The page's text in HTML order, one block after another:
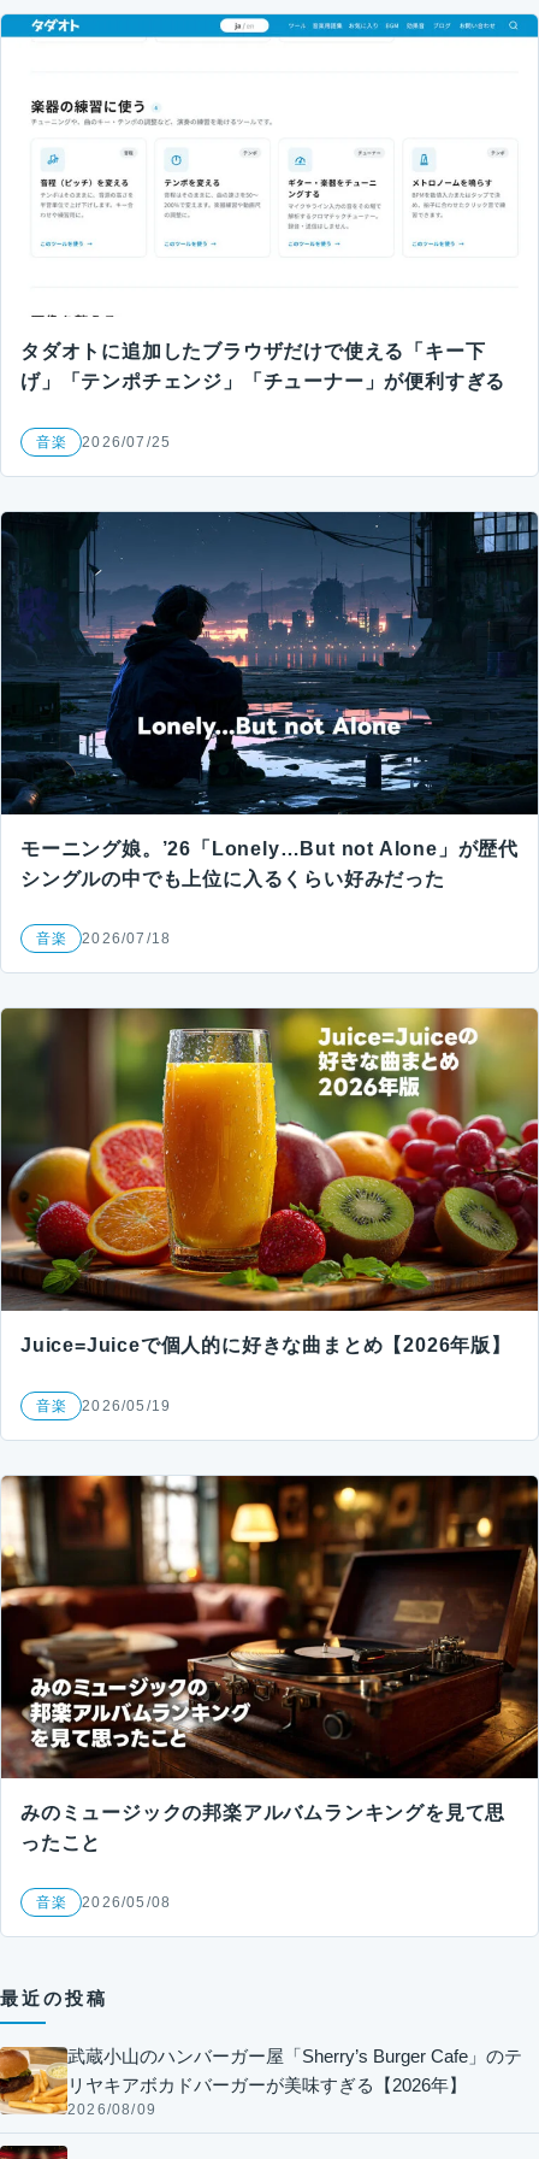
タダオトに追加したブラウザだけで使える「キー下
げ」「テンポチェンジ」「チューナー」が便利すぎる
音楽 2026/07/25
モーニング娘。’26「Lonely…But not Alone」が歴代
シングルの中でも上位に入るくらい好みだった
音楽 2026/07/18
Juice=Juiceで個人的に好きな曲まとめ【2026年版】
音楽 2026/05/19
みのミュージックの邦楽アルバムランキングを見て思
ったこと
音楽 2026/05/08
最近の投稿
武蔵小山のハンバーガー屋「Sherry’s Burger Cafe」のテ
リヤキアボカドバーガーが美味すぎる【2026年】
2026/08/09